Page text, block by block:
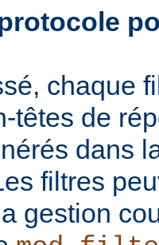
chaque
têtes de
dans
filtres
gestion